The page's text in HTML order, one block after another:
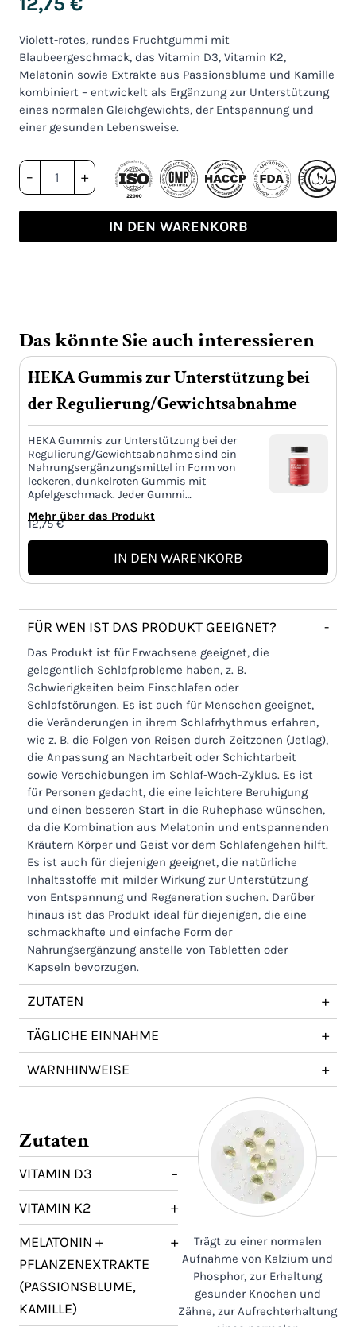
Violett-rotes, rundes Fruchtgummi mit
Blaubeergeschmack, das Vitamin D3, Vitamin K2,
Melatonin sowie Extrakte aus Passionsblume und Kamille
kombiniert – entwickelt als Ergänzung zur Unterstützung
eines normalen Gleichgewichts, der Entspannung und
einer gesunden Lebensweise.
–
HEKA
Gummis
des
+
IN DEN WARENKORB
Das könnte Sie auch interessieren
HEKA Gummis zur Unterstützung bei
der Regulierung/Gewichtsabnahme
HEKA Gummis zur Unterstützung bei der
Regulierung/Gewichtsabnahme sind ein
Nahrungsergänzungsmittel in Form von
leckeren, dunkelroten Gummis mit
Apfelgeschmack. Jeder Gummi…
Mehr über das Produkt
12,75€
IN DEN WARENKORB
FÜR WEN IST DAS PRODUKT GEEIGNET? -
Das Produkt ist für Erwachsene geeignet, die
gelegentlich Schlafprobleme haben, z. B.
Schwierigkeiten beim Einschlafen oder
Schlafstörungen. Es ist auch für Menschen geeignet,
die Veränderungen in ihrem Schlafrhythmus erfahren,
wie z. B. die Folgen von Reisen durch Zeitzonen (Jetlag),
die Anpassung an Nachtarbeit oder Schichtarbeit
sowie Verschiebungen im Schlaf-Wach-Zyklus. Es ist
für Personen gedacht, die eine leichtere Beruhigung
und einen besseren Start in die Ruhephase wünschen,
da die Kombination aus Melatonin und entspannenden
Kräutern Körper und Geist vor dem Schlafengehen hilft.
Es ist auch für diejenigen geeignet, die natürliche
Inhaltsstoffe mit milder Wirkung zur Unterstützung
von Entspannung und Regeneration suchen. Darüber
hinaus ist das Produkt ideal für diejenigen, die eine
schmackhafte und einfache Form der
Nahrungsergänzung anstelle von Tabletten oder
Kapseln bevorzugen.
ZUTATEN
+
TÄGLICHE EINNAHME
+
WARNHINWEISE
+
Zutaten
VITAMIN D3
−
VITAMIN K2
+
MELATONIN +
PFLANZENEXTRAKTE
(PASSIONSBLUME,
KAMILLE)
+
Trägt zu einer normalen
Aufnahme von Kalzium und
Phosphor, zur Erhaltung
gesunder Knochen und
Zähne, zur Aufrechterhaltung